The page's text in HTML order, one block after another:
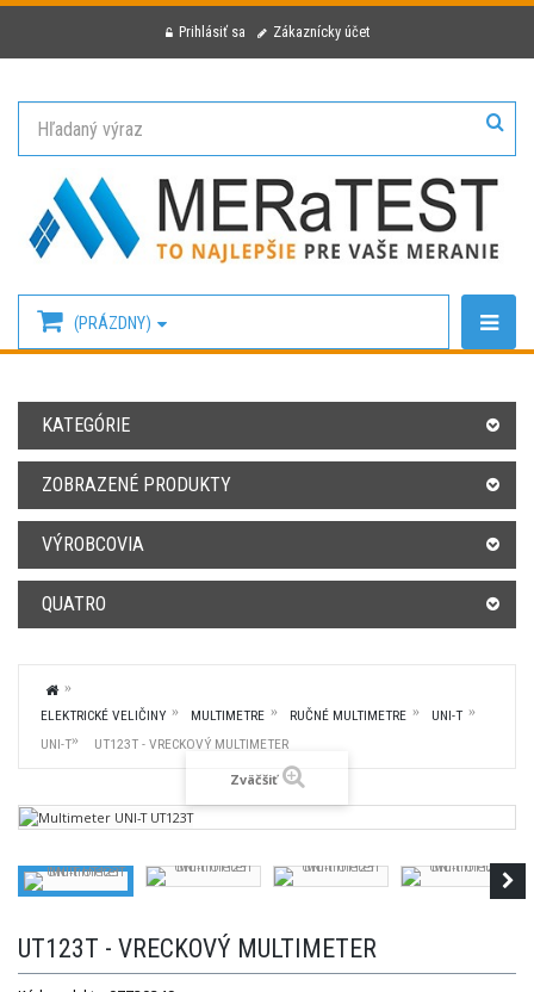
Prihlásiť sa Zákaznícky účet
(PRÁZDNY)
KATEGÓRIE
ZOBRAZENÉ PRODUKTY
VÝROBCOVIA
QUATRO
ELEKTRICKÉ VELIČINY MULTIMETRE RUČNÉ MULTIMETRE
UNI-T
UNI-T
UT123T - VRECKOVÝ MULTIMETER
Zväčšiť
UT123T - VRECKOVÝ MULTIMETER